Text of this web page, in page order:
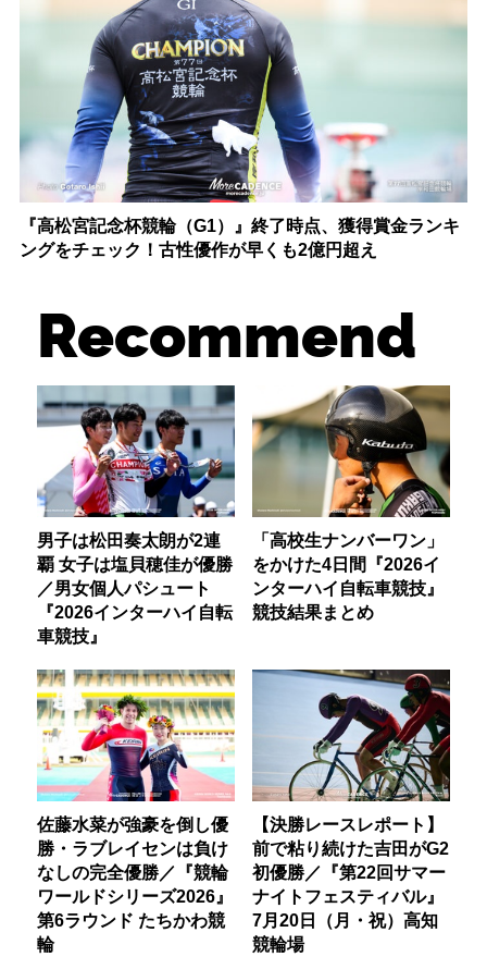
『高松宮記念杯競輪（G1）』終了時点、獲得賞金ランキ
ングをチェック！古性優作が早くも2億円超え
Recommend
男子は松田奏太朗が2連
覇 女子は塩貝穂佳が優勝
／男女個人パシュート
『2026インターハイ自転
車競技』
「高校生ナンバーワン」
をかけた4日間『2026イ
ンターハイ自転車競技』
競技結果まとめ
佐藤水菜が強豪を倒し優
勝・ラブレイセンは負け
なしの完全優勝／『競輪
ワールドシリーズ2026』
第6ラウンド たちかわ競
輪
【決勝レースレポート】
前で粘り続けた吉田がG2
初優勝／『第22回サマー
ナイトフェスティバル』
7月20日（月・祝）高知
競輪場